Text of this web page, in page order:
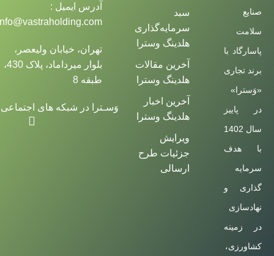
صنایع
سلامت
پاسارگاد با
برند تجاری
«وَسترا»
در پاییز
سال 1402
با هدف
سرمایه
گذاری و
نهادسازی
در زمینه
کشاورزی،
سبد
سرمایه‌گذاری
هلدینگ وسترا
آخرین مقالات
هلدینگ وسترا
آخرین اخبار
هلدینگ وسترا
ویرایش
جزئیات طرح
ارسالی
آدرس ایمیل :
تهران، خیابان ولیعصر،
بلوار میرداماد، پلاک 430،
طبقه 8
وَسـترا در شبکه های اجتماعی